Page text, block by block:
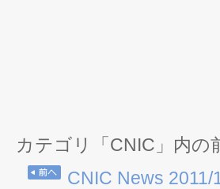
カテゴリ「CNIC」内の
CNIC News